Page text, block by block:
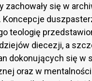
zachowały się w
Koncepcje
teologię
diecezji, a
dokonujących się w
oraz w